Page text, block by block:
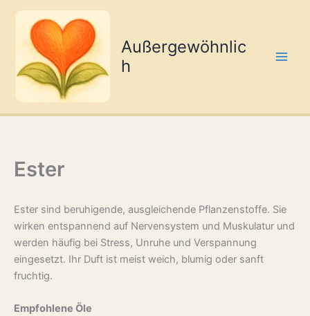
springen
Außergewöhnlic
h
Ester
Ester sind beruhigende, ausgleichende Pflanzenstoffe. Sie
wirken entspannend auf Nervensystem und Muskulatur und
werden häufig bei Stress, Unruhe und Verspannung
eingesetzt. Ihr Duft ist meist weich, blumig oder sanft
fruchtig.
Empfohlene Öle